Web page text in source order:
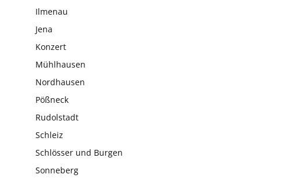
Ilmenau
Jena
Konzert
Mühlhausen
Nordhausen
Pößneck
Rudolstadt
Schleiz
Schlösser und Burgen
Sonneberg